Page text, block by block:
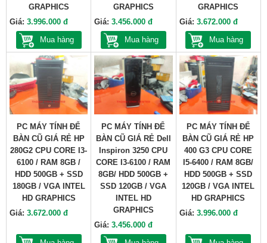
GRAPHICS
Giá: 3.996.000 đ
Mua hàng
GRAPHICS
Giá:3.456.000 đ
Mua hàng
GRAPHICS
Giá: 3.672.000 đ
Mua hàng
PC MÁY TÍNH ĐỂ
BÀN CŨ GIÁ RẺ HP
280G2 CPU CORE I3-
6100 / RAM 8GB /
HDD 500GB + SSD
180GB / VGA INTEL
HD GRAPHICS
Giá: 3.672.000 đ
PC MÁY TÍNH ĐỂ
BÀN CŨ GIÁ RẺ Dell
Inspiron 3250 CPU
CORE I3-6100 / RAM
8GB/ HDD 500GB +
SSD 120GB / VGA
INTEL HD
GRAPHICS
Giá:3.456.000 đ
PC MÁY TÍNH ĐỂ
BÀN CŨ GIÁ RẺ HP
400 G3 CPU CORE
I5-6400 / RAM 8GB/
HDD 500GB + SSD
120GB / VGA INTEL
HD GRAPHICS
Giá: 3.996.000 đ